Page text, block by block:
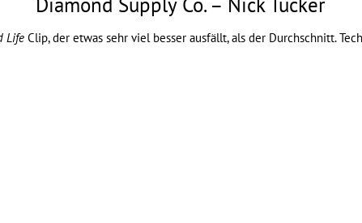
Life Clip, der etwas sehr viel besser ausfällt, als der Durchschnitt.